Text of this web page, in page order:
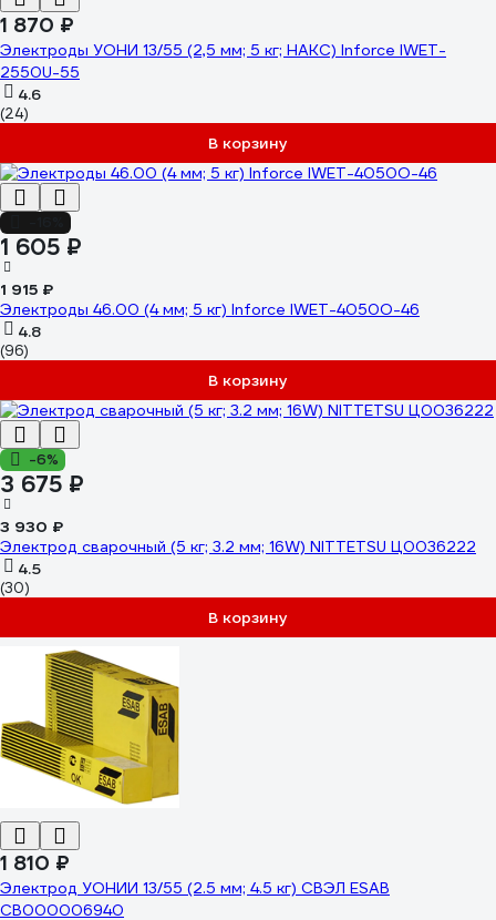
1 870 ₽
Электроды УОНИ 13/55 (2,5 мм; 5 кг; НАКС) Inforce IWET-
2550U-55
4.6
(24)
В корзину
1 605 ₽
1 915 ₽
Электроды 46.00 (4 мм; 5 кг) Inforce IWET-4050O-46
4.8
(96)
В корзину
-6%
3 675 ₽
3 930 ₽
Электрод сварочный (5 кг; 3.2 мм; 16W) NITTETSU Ц0036222
4.5
(30)
В корзину
1 810 ₽
Электрод УОНИИ 13/55 (2.5 мм; 4.5 кг) СВЭЛ ESAB
СВ000006940